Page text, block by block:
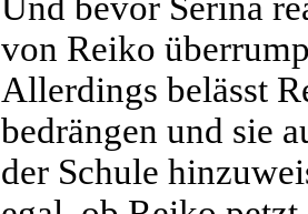
von Reiko
Allerdings belässt
bedrängen und sie
der Schule